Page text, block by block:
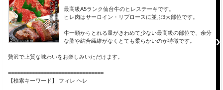
最高級A5ランク仙台牛のヒレステーキです。
ヒレ肉はサーロイン・リブロースに並ぶ3大部位です。
牛一頭からとれる量がきわめて少ない最高級の部位で、余分
な脂や結合繊維がなくとても柔らかいのが特徴です。
贅沢で上質な味わいをお楽しみいただけます。
================================
【検索キーワード】 フィレ ヘレ